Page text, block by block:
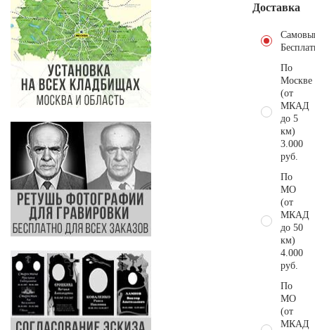
Доставка
По
Москве
(от
МКАД
до 5
км)
3.000
руб.
По
МО
(от
МКАД
до 50
км)
4.000
руб.
По
МО
(от
МКАД